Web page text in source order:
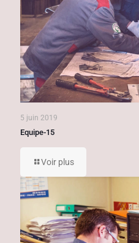
5 juin 2019
Equipe-15
Voir plus